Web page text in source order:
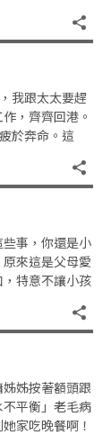
我跟太太要趕
，齊齊回港。
於奔命。這
事，你還是小
來這是父母愛
特意不讓小孩
姊按著額頭跟
平衡」老毛病
家吃晚餐啊！